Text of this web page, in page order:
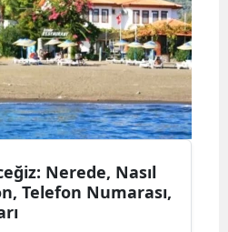
Nerede, Nasıl
Telefon Numarası,